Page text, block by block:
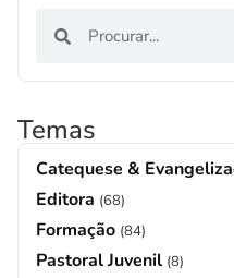
Temas
Catequese &
Editora (68)
Formação (84)
Pastoral Juvenil (8)